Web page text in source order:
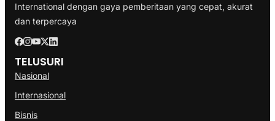
International dengan gaya pemberitaan yang cepat, akurat
dan terpercaya
TELUSURI
Nasional
Internasional
Bisnis